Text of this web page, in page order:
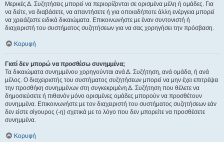
Μερικές Δ. Συζητήσεις μπορεί να περιορίζονται σε ορισμένα μέλη ή ομάδες. Για
να δείτε, να διαβάσετε, να απαντήσετε ή για οποιαδήποτε άλλη ενέργεια μπορεί
να χρειάζεστε ειδικά δικαιώματα. Επικοινωνήστε με έναν συντονιστή ή
διαχειριστή του συστήματος συζητήσεων για να σας χορηγήσει την πρόσβαση.
Κορυφή
Γιατί δεν μπορώ να προσθέσω συνημμένα;
Τα δικαιώματα συνημμένου χορηγούνται ανά Δ. Συζήτηση, ανά ομάδα, ή ανά
μέλος. Ο διαχειριστής του συστήματος συζητήσεων μπορεί να μην έχει επιτρέψει
την προσθήκη συνημμένων στη συγκεκριμένη Δ. Συζήτηση που θέλετε να
δημοσιεύσετε ή πιθανόν μόνο ορισμένες ομάδες μπορούν να προσθέτουν
συνημμένα. Επικοινωνήστε με τον διαχειριστή του συστήματος συζητήσεων εάν
δεν είστε σίγουρος (-η) σχετικά με το λόγο που δεν μπορείτε να προσθέσετε
συνημμένα.
Κορυφή